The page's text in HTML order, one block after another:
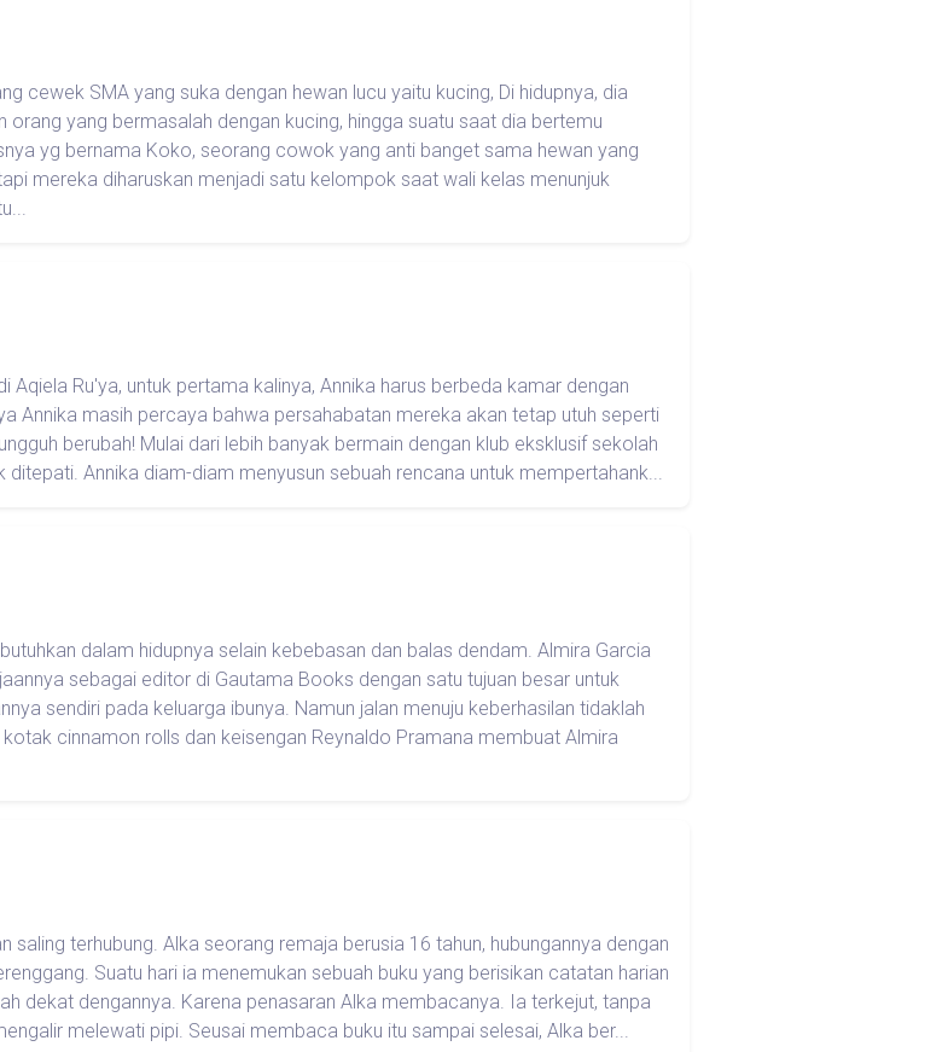
cewek SMA yang suka dengan hewan lucu yaitu kucing, Di hidupnya, dia
orang yang bermasalah dengan kucing, hingga suatu saat dia bertemu
yg bernama Koko, seorang cowok yang anti banget sama hewan yang
mereka diharuskan menjadi satu kelompok saat wali kelas menunjuk
Aqiela Ru'ya, untuk pertama kalinya, Annika harus berbeda kamar dengan
Annika masih percaya bahwa persahabatan mereka akan tetap utuh seperti
berubah! Mulai dari lebih banyak bermain dengan klub eksklusif sekolah
ditepati. Annika diam-diam menyusun sebuah rencana untuk mempertahank...
dalam hidupnya selain kebebasan dan balas dendam. Almira Garcia
sebagai editor di Gautama Books dengan satu tujuan besar untuk
sendiri pada keluarga ibunya. Namun jalan menuju keberhasilan tidaklah
cinnamon rolls dan keisengan Reynaldo Pramana membuat Almira
saling terhubung. Alka seorang remaja berusia 16 tahun, hubungannya dengan
Suatu hari ia menemukan sebuah buku yang berisikan catatan harian
dekat dengannya. Karena penasaran Alka membacanya. Ia terkejut, tanpa
melewati pipi. Seusai membaca buku itu sampai selesai, Alka ber...